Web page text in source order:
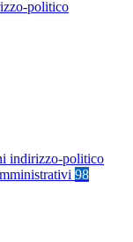
politico
indirizzo-politico
98